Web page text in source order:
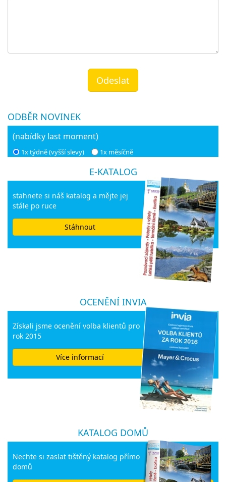
Odeslat
ODBĚR NOVINEK
(nabídky last moment)
1x týdně (vyšší slevy) 1x měsíčně
E-KATALOG
stahnete si náš katalog a mějte jej
stále po ruce
Stáhnout
OCENĚNÍ INVIA
Získali jsme ocenění volba klientů pro
rok 2015
Více informací
KATALOG DOMŮ
Nechte si zaslat tištěný katalog přímo
domů